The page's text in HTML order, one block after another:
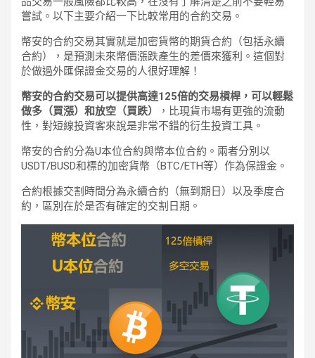
嘗試。以下主要介紹一下比較常用的合約交易。
幣安的合約交易其實就是加密貨幣的期貨合約（包括永續
合約），是預測未來幣價漲跌產生的差價來獲利。這個對
於做過外匯保證金交易的人很好理解！
幣安的合約交易可以提供高達125倍的交易槓桿，可以輕鬆
做多（買漲）和放空（買跌）
，比現貨市場有更強的流動
性，對短線投資客來說是非常不錯的衍生投資工具。
幣安的合約分為U本位合約與幣本位合約。兩者分別以
USDT/BUSD和標的加密貨幣（BTC/ETH等）作為保證金。
合約根據交割時間分為永續合約（無到期日）以及季度合
約，區別在於是否有確定的交割日期。